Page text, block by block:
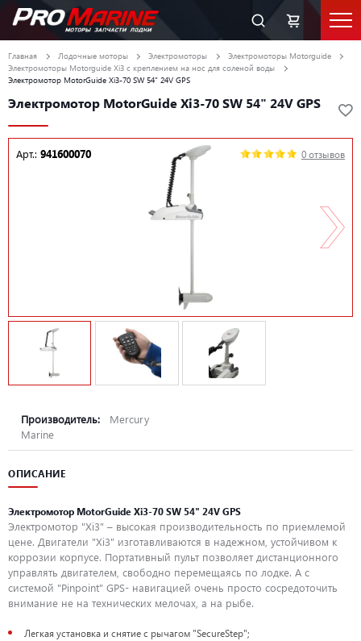
Главная Лодочные моторы Электромоторы
Электромоторы Motorguide
Электромоторы Motorguide Xi3 с креплением на нос для соленой воды
Электромотор MotorGuide Xi3-70 SW 54" 24V GPS
Электромотор MotorGuide Xi3-70 SW 54" 24V GPS
Арт.: 941600070 0 отзывов
Производитель:
Mercury
Marine
ОПИСАНИЕ
Электромотор MotorGuide Xi3-70 SW 54" 24V GPS
Электромотор "Xi3" – высокая производительность по приемлемой
цене. Двигатели "Xi3" изготавливаются в надежном, устойчивом к
коррозии корпусе. Портативный пульт позволяет дистанционного
управлять двигателем, свободно перемещаясь по лодке. А с
системой "Pinpoint" GPS- навигацией очень просто сосредоточить
внимание не на технических мелочах, а на рыбе.
Легкая установка и снятие с рычагом "SecureStep";